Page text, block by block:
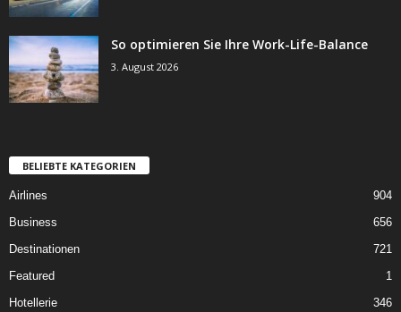
So optimieren Sie Ihre Work-Life-Balance
3. August 2026
BELIEBTE KATEGORIEN
Airlines
904
Business
656
Destinationen
721
Featured
1
Hotellerie
346